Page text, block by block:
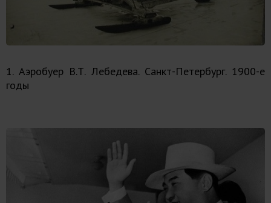
1. Аэробуер В.Т. Лебедева. Санкт-Петербург. 1900-е
годы